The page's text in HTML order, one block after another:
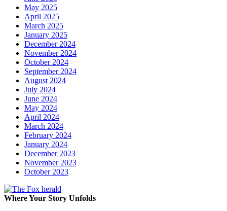
May 2025
April 2025
March 2025
January 2025
December 2024
November 2024
October 2024
September 2024
August 2024
July 2024
June 2024
May 2024
April 2024
March 2024
February 2024
January 2024
December 2023
November 2023
October 2023
Where Your Story Unfolds